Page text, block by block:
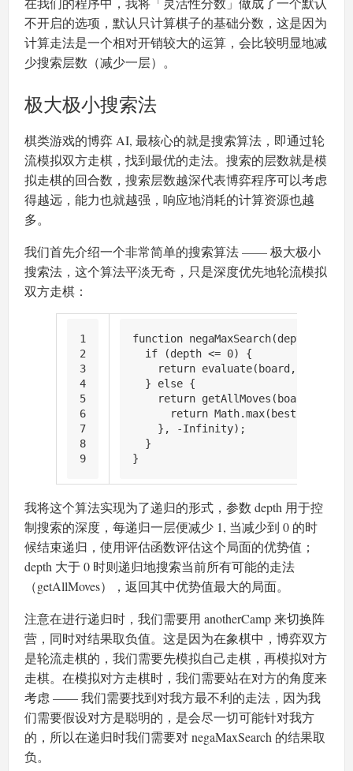
不开启的选项，默认只计算棋子的基础分数，这是因为
计算走法是一个相对开销较大的运算，会比较明显地减
少搜索层数（减少一层）。
极大极小搜索法
棋类游戏的博弈 AI, 最核心的就是搜索算法，即通过轮
流模拟双方走棋，找到最优的走法。搜索的层数就是模
拟走棋的回合数，搜索层数越深代表博弈程序可以考虑
得越远，能力也就越强，响应地消耗的计算资源也越
多。
我们首先介绍一个非常简单的搜索算法 —— 极大极小
搜索法，这个算法平淡无奇，只是深度优先地轮流模拟
双方走棋：
1
2
3
4
5
6
7
8
9
function negaMaxSearch(depth:
if (depth <= 0) {
return evaluate(board, camp);
  }
else {
return getAllMoves (board,
return Math.max(best, -
    }, -
Infinity);
  }
}
我将这个算法实现为了递归的形式，参数 depth 用于控
制搜索的深度，每递归一层便减少 1, 当减少到 0 的时
候结束递归，使用评估函数评估这个局面的优势值；
depth 大于 0 时则递归地搜索当前所有可能的走法
（getAllMoves），返回其中优势值最大的局面。
注意在进行递归时，我们需要用 anotherCamp 来切换阵
营，同时对结果取负值。这是因为在象棋中，博弈双方
是轮流走棋的，我们需要先模拟自己走棋，再模拟对方
走棋。在模拟对方走棋时，我们需要站在对方的角度来
考虑 —— 我们需要找到对我方最不利的走法，因为我
们需要假设对方是聪明的，是会尽一切可能针对我方
的，所以在递归时我们需要对 negaMaxSearch 的结果取
负。